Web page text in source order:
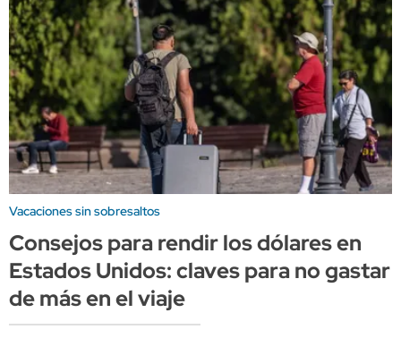
Vacaciones sin sobresaltos
Consejos para rendir los dólares en
Estados Unidos: claves para no gastar
de más en el viaje